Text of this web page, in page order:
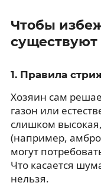
Чтобы
существуют
1. Правила
Хозяин сам
газон или
слишком
(например,
могут
Что касается
нельзя.